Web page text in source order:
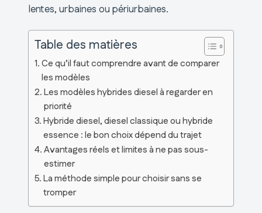
lentes, urbaines ou périurbaines.
Table des matières
Ce qu’il faut comprendre avant de comparer
les modèles
Les modèles hybrides diesel à regarder en
priorité
Hybride diesel, diesel classique ou hybride
essence : le bon choix dépend du trajet
Avantages réels et limites à ne pas sous-
estimer
La méthode simple pour choisir sans se
tromper